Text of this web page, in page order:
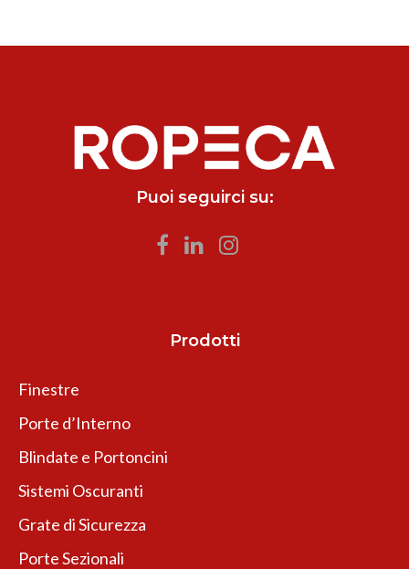
Puoi seguirci su:
Prodotti
Finestre
Porte d’Interno
Blindate e Portoncini
Sistemi Oscuranti
Grate di Sicurezza
Porte Sezionali